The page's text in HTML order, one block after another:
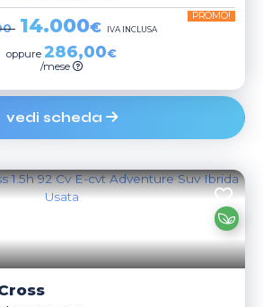
14.000€
PROMO!
IVA INCLUSA
oppure 286,00€
/mese
vedi scheda